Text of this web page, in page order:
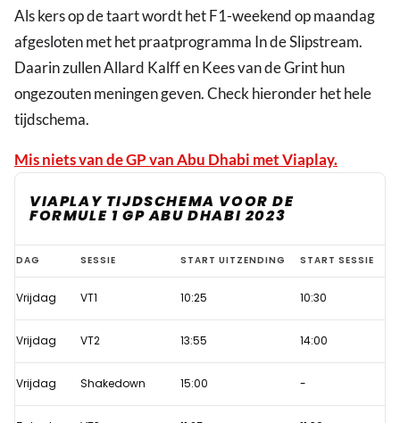
Als kers op de taart wordt het F1-weekend op maandag
afgesloten met het praatprogramma In de Slipstream.
Daarin zullen Allard Kalff en Kees van de Grint hun
ongezouten meningen geven. Check hieronder het hele
tijdschema.
Mis niets van de GP van Abu Dhabi met Viaplay.
VIAPLAY TIJDSCHEMA VOOR DE
FORMULE 1 GP ABU DHABI 2023
Verstappen-
jacht
op
ultiem
seizoensrecord
live
DAG SESSIE START UITZENDING START SESSIE
Vrijdag VT1 10:25 10:30
Vrijdag VT2 13:55 14:00
Vrijdag Shakedown 15:00 -